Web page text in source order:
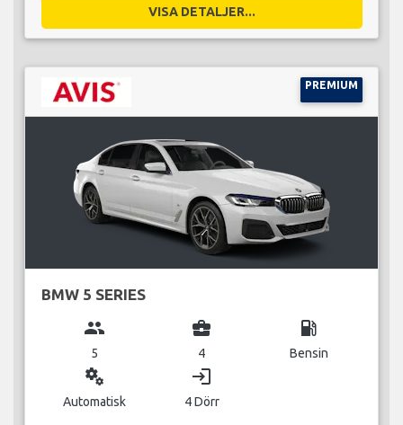
VISA DETALJER...
PREMIUM
BMW 5 SERIES
group
5
business_center
4
local_gas_station
Bensin
miscellaneous_services
Automatisk
login
4 Dörr